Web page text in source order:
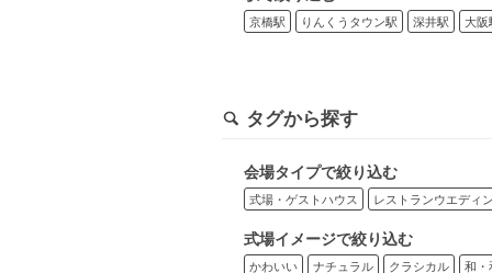
京橋駅 りんくうタウン駅 深井駅 大阪
タグから探す
会場タイプで絞り込む
式場・ゲストハウス レストランウエディ
式場イメージで絞り込む
かわいい ナチュラル クラシカル 和・